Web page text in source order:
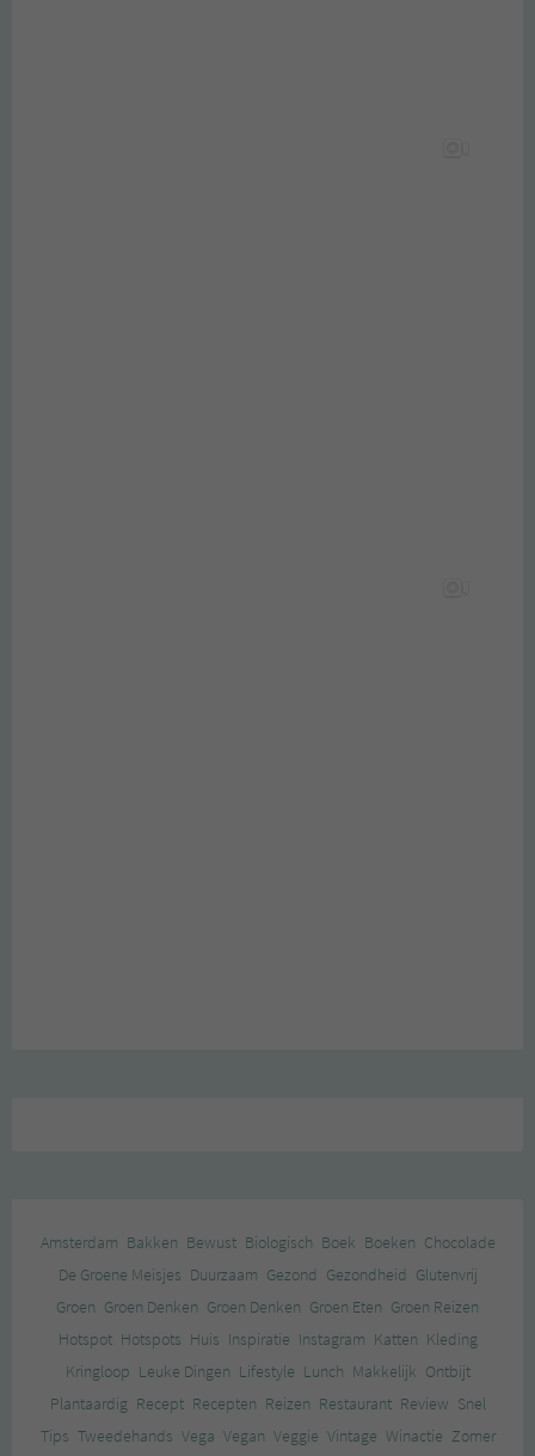
Amsterdam Bakken Bewust Biologisch Boek Boeken Chocolade
De Groene Meisjes Duurzaam Gezond Gezondheid Glutenvrij
Groen Groen Denken Groen Denken Groen Eten Groen Reizen
Hotspot Hotspots Huis Inspiratie Instagram Katten Kleding
Kringloop Leuke Dingen Lifestyle Lunch Makkelijk Ontbijt
Plantaardig Recept Recepten Reizen Restaurant Review Snel
Tips Tweedehands Vega Vegan Veggie Vintage Winactie Zomer